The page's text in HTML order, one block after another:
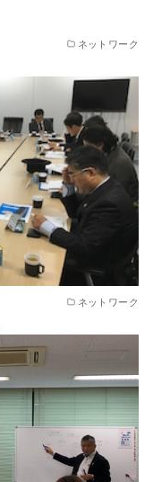
ネットワーク
ネットワーク